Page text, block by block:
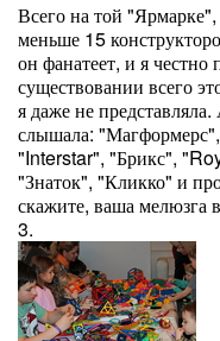
Всего на той
меньше 15
он фанатеет, и я
существовании всего
я даже не
слышала:
"Interstar", "Брикс",
"Знаток", "Кликко" и
скажите, ваша мелюзга
3.